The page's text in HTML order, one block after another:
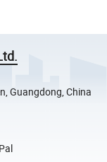
Guangdong, China